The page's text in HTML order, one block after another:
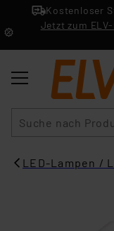
Kostenloser
Jetzt zum
LED-Lampen /